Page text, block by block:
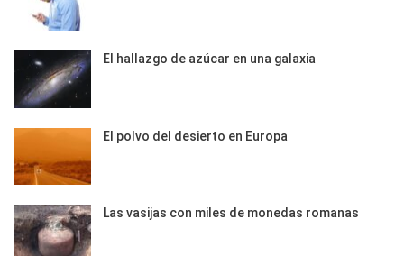
El hallazgo de azúcar en una galaxia
El polvo del desierto en Europa
Las vasijas con miles de monedas romanas